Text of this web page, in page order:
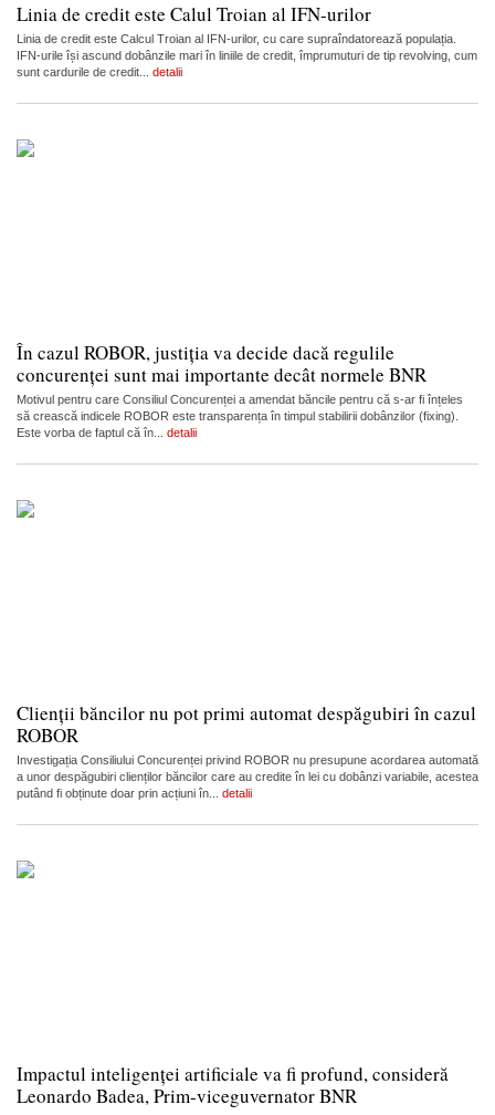
Linia de credit este Calul Troian al IFN-urilor
Linia de credit este Calcul Troian al IFN-urilor, cu care supraîndatorează populația.
IFN-urile își ascund dobânzile mari în liniile de credit, împrumuturi de tip revolving, cum
sunt cardurile de credit... detalii
În cazul ROBOR, justiția va decide dacă regulile
concurenței sunt mai importante decât normele BNR
Motivul pentru care Consiliul Concurenței a amendat băncile pentru că s-ar fi înțeles
să crească indicele ROBOR este transparența în timpul stabilirii dobânzilor (fixing).
Este vorba de faptul că în... detalii
Clienții băncilor nu pot primi automat despăgubiri în cazul
ROBOR
Investigația Consiliului Concurenței privind ROBOR nu presupune acordarea automată
a unor despăgubiri clienților băncilor care au credite în lei cu dobânzi variabile, acestea
putând fi obținute doar prin acțiuni în... detalii
Impactul inteligenței artificiale va fi profund, consideră
Leonardo Badea, Prim-viceguvernator BNR